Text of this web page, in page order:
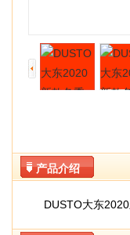
产品介绍
DUSTO大东